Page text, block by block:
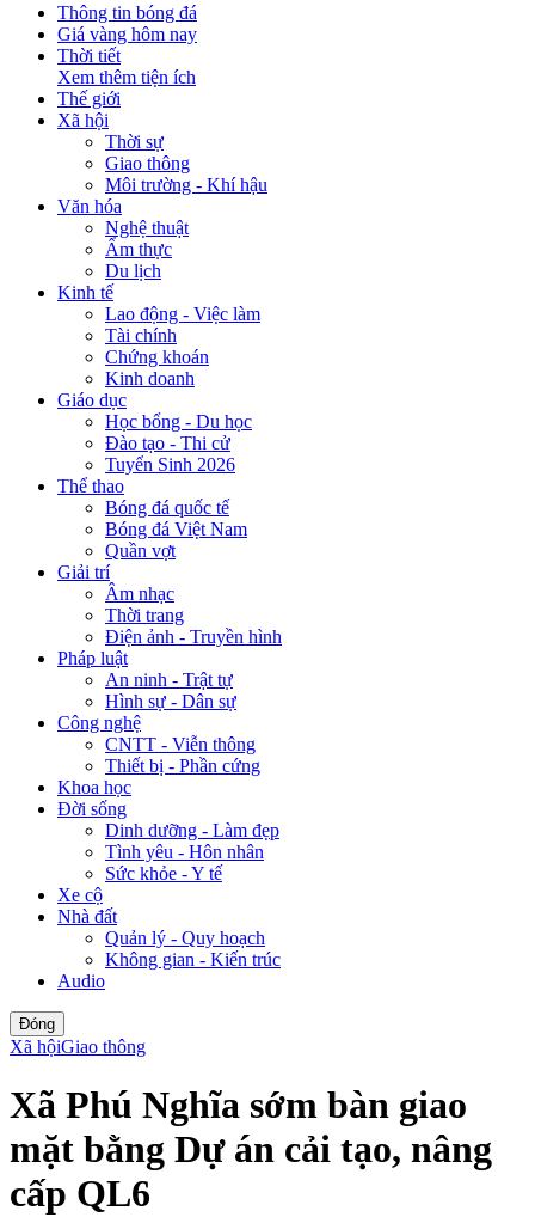
Thông tin bóng đá
Giá vàng hôm nay
Thời tiết
Xem thêm tiện ích
Thế giới
Xã hội
Thời sự
Giao thông
Môi trường - Khí hậu
Văn hóa
Nghệ thuật
Ẩm thực
Du lịch
Kinh tế
Lao động - Việc làm
Tài chính
Chứng khoán
Kinh doanh
Giáo dục
Học bổng - Du học
Đào tạo - Thi cử
Tuyển Sinh 2026
Thể thao
Bóng đá quốc tế
Bóng đá Việt Nam
Quần vợt
Giải trí
Âm nhạc
Thời trang
Điện ảnh - Truyền hình
Pháp luật
An ninh - Trật tự
Hình sự - Dân sự
Công nghệ
CNTT - Viễn thông
Thiết bị - Phần cứng
Khoa học
Đời sống
Dinh dưỡng - Làm đẹp
Tình yêu - Hôn nhân
Sức khỏe - Y tế
Xe cộ
Nhà đất
Quản lý - Quy hoạch
Không gian - Kiến trúc
Audio
Đóng
Xã hộiGiao thông
Xã Phú Nghĩa sớm bàn giao
mặt bằng Dự án cải tạo, nâng
cấp QL6